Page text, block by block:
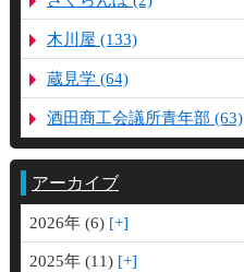
木川屋 (133)
蔵見学 (64)
酒田商工会議所青年部 (63)
アーカイブ
2026年 (6)
2025年 (11)